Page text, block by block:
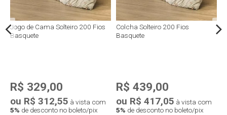
Jogo de Cama Solteiro 200 Fios
Basquete
R$ 329,00
ou R$ 312,55 à vista com
5% de desconto no boleto/pix
Colcha Solteiro 200 Fios
Basquete
R$ 439,00
ou R$ 417,05 à vista com
5% de desconto no boleto/pix